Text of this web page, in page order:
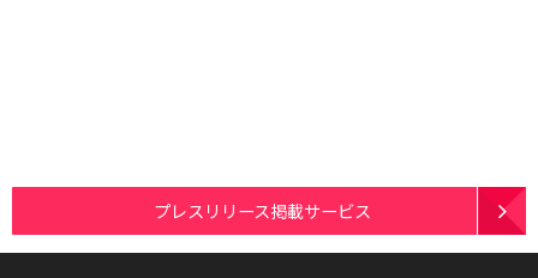
プレスリリース掲載サービス